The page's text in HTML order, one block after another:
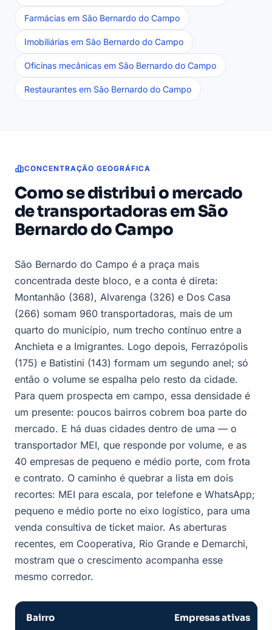
Farmácias em São Bernardo do Campo
Imobiliárias em São Bernardo do Campo
Oficinas mecânicas em São Bernardo do Campo
Restaurantes em São Bernardo do Campo
CONCENTRAÇÃO GEOGRÁFICA
Como se distribui o mercado
de transportadoras em São
Bernardo do Campo
São Bernardo do Campo é a praça mais
concentrada deste bloco, e a conta é direta:
Montanhão (368), Alvarenga (326) e Dos Casa
(266) somam 960 transportadoras, mais de um
quarto do município, num trecho contínuo entre a
Anchieta e a Imigrantes. Logo depois, Ferrazópolis
(175) e Batistini (143) formam um segundo anel; só
então o volume se espalha pelo resto da cidade.
Para quem prospecta em campo, essa densidade é
um presente: poucos bairros cobrem boa parte do
mercado. E há duas cidades dentro de uma — o
transportador MEI, que responde por volume, e as
40 empresas de pequeno e médio porte, com frota
e contrato. O caminho é quebrar a lista em dois
recortes: MEI para escala, por telefone e WhatsApp;
pequeno e médio porte no eixo logístico, para uma
venda consultiva de ticket maior. As aberturas
recentes, em Cooperativa, Rio Grande e Demarchi,
mostram que o crescimento acompanha esse
mesmo corredor.
Bairro Empresas ativas